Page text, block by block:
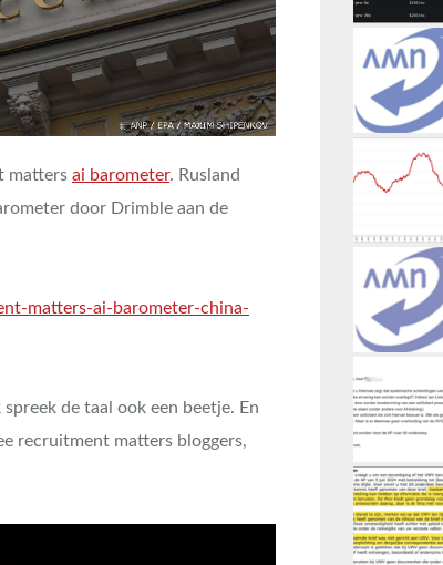
matters ai barometer. Rusland
door Drimble aan de
matters-ai-barometer-china-
de taal ook een beetje. En
recruitment matters bloggers,